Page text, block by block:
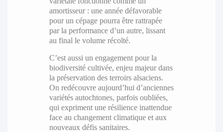
amortisseur : une année défavorable
pour un cépage pourra être rattrapée
par la performance d’un autre, lissant
au final le volume récolté.
C’est aussi un engagement pour la
biodiversité cultivée, enjeu majeur dans
la préservation des terroirs alsaciens.
On redécouvre aujourd’hui d’anciennes
variétés autochtones, parfois oubliées,
qui expriment une résilience inattendue
face au changement climatique et aux
nouveaux défis sanitaires.